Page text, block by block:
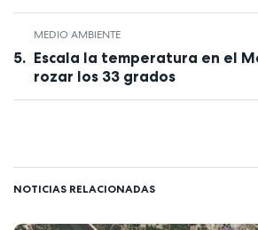
MEDIO AMBIENTE
Escala la temperatura en el
rozar los 33 grados
NOTICIAS RELACIONADAS